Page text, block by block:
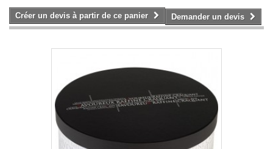
Créer un devis à partir de ce panier Demander un devis